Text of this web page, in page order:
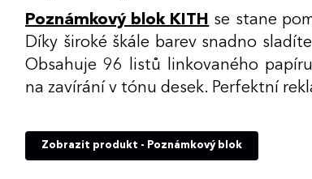
Poznámkový blok KITH se stane
Díky široké škále barev snadno
Obsahuje 96 listů linkovaného
na zavírání v tónu desek. Perfektní
Zobrazit produkt - Poznámkový blok